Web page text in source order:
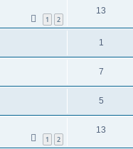
1 2
13
1
7
5
1 2
13